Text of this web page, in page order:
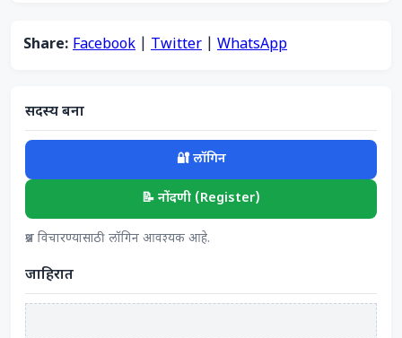
Share: Facebook Twitter WhatsApp
सदस्य बना
🔐 लॉगिन
📝 नोंदणी (Register)
प्रश्न विचारण्यासाठी लॉगिन आवश्यक आहे.
जाहिरात